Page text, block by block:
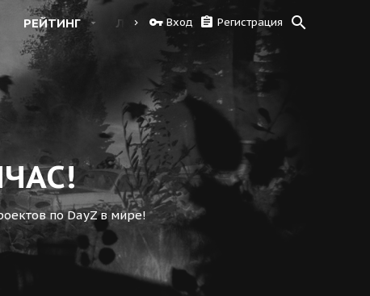
РЕЙТИНГ ЛОГИ КАРТА 1.24
Вход Регистрация
по DayZ в мире!